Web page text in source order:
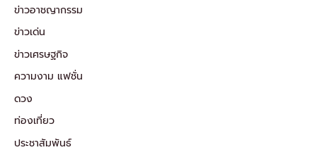
ข่าวอาชญากรรม
ข่าวเด่น
ข่าวเศรษฐกิจ
ความงาม แฟชั่น
ดวง
ท่องเที่ยว
ประชาสัมพันธ์